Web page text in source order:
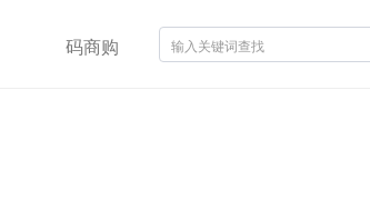
码商购